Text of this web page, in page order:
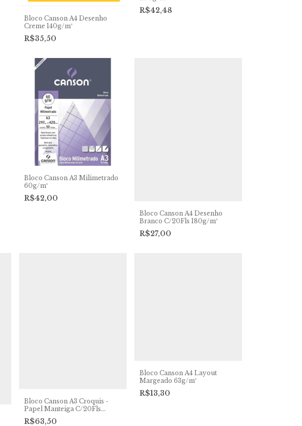
Bloco Canson A4 Desenho
Creme 140g/m²
R$35,50
R$42,48
Bloco Canson A3 Milimetrado
60g/m²
R$42,00
Bloco Canson A4 Desenho
Branco C/20Fls 180g/m²
R$27,00
Bloco Canson A3 Croquis -
Papel Manteiga C/20Fls
40g/m²
R$63,50
Bloco Canson A4 Layout
Margeado 63g/m²
R$13,30